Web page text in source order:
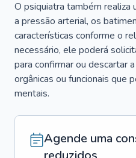
O psiquiatra também realiza
a pressão arterial, os
características conforme o
necessário, ele poderá
para confirmar ou descartar
orgânicas ou funcionais que
mentais.
Agende uma